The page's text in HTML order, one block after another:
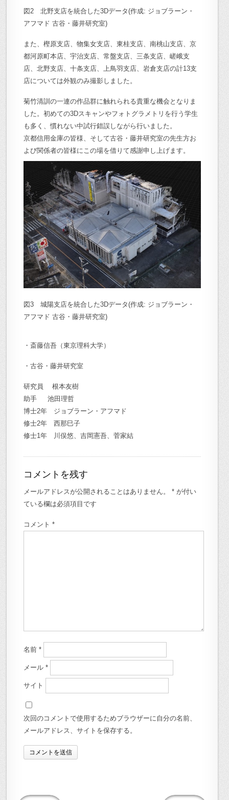
図2 北野支店を統合した3Dデータ(作成: ジョブラーン・
アフマド 古谷・藤井研究室)
また、樫原支店、物集女支店、東桂支店、南桃山支店、京
都河原町本店、宇治支店、常盤支店、三条支店、嵯峨支
店、北野支店、十条支店、上鳥羽支店、岩倉支店の計13支
店については外観のみ撮影しました。
菊竹清訓の一連の作品群に触れられる貴重な機会となりま
した。初めての3Dスキャンやフォトグラメトリを行う学生
も多く、慣れない中試行錯誤しながら行いました。
京都信用金庫の皆様、そして古谷・藤井研究室の先生方お
よび関係者の皆様にこの場を借りて感謝申し上げます。
図3 城陽支店を統合した3Dデータ(作成: ジョブラーン・
アフマド 古谷・藤井研究室)
・斎藤信吾（東京理科大学）
・古谷・藤井研究室
研究員 根本友樹
助手 池田理哲
博士2年 ジョブラーン・アフマド
修士2年 西那巳子
修士1年 川俣悠、吉岡憲吾、菅家結
コメントを残す
メールアドレスが公開されることはありません。 * が付い
ている欄は必須項目です
コメント*
名前*
メール*
サイト
次回のコメントで使用するためブラウザーに自分の名前、
メールアドレス、サイトを保存する。